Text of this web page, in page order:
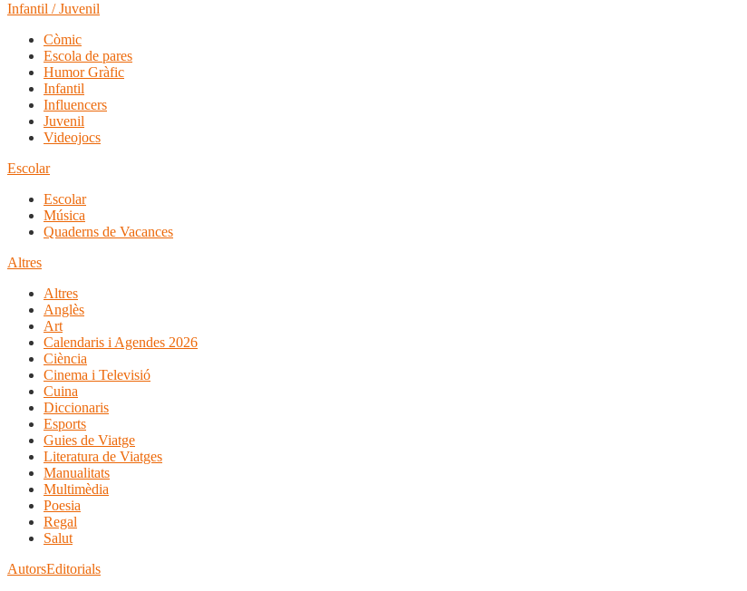
Infantil / Juvenil
Còmic
Escola de pares
Humor Gràfic
Infantil
Influencers
Juvenil
Videojocs
Escolar
Escolar
Música
Quaderns de Vacances
Altres
Altres
Anglès
Art
Calendaris i Agendes 2026
Ciència
Cinema i Televisió
Cuina
Diccionaris
Esports
Guies de Viatge
Literatura de Viatges
Manualitats
Multimèdia
Poesia
Regal
Salut
AutorsEditorials